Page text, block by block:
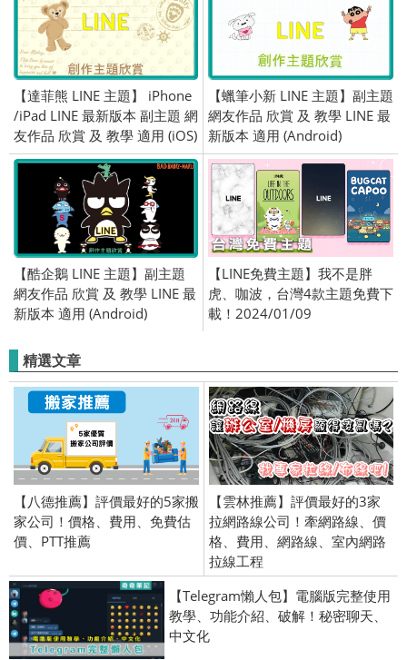
【達菲熊 LINE 主題】 iPhone
/iPad LINE 最新版本 副主題 網
友作品 欣賞 及 教學 適用 (iOS)
【蠟筆小新 LINE 主題】副主題
網友作品 欣賞 及 教學 LINE 最
新版本 適用 (Android)
【酷企鵝 LINE 主題】副主題
網友作品 欣賞 及 教學 LINE 最
新版本 適用 (Android)
【LINE免費主題】我不是胖
虎、咖波，台灣4款主題免費下
載！2024/01/09
精選文章
【八德推薦】評價最好的5家搬
家公司！價格、費用、免費估
價、PTT推薦
【雲林推薦】評價最好的3家
拉網路線公司！牽網路線、價
格、費用、網路線、室內網路
拉線工程
【Telegram懶人包】電腦版完整使用
教學、功能介紹、破解！秘密聊天、
中文化